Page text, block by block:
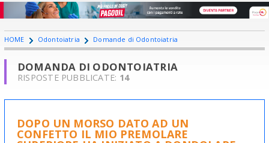
HOME Odontoiatria Domande di Odontoiatria
DOMANDA DI ODONTOIATRIA
RISPOSTE PUBBLICATE: 14
DOPO UN MORSO DATO AD UN
CONFETTO IL MIO PREMOLARE